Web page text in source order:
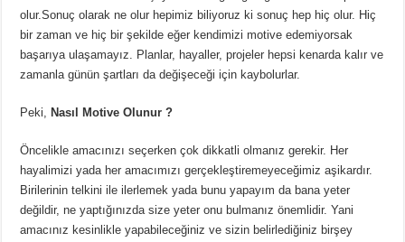
olur.Sonuç olarak ne olur hepimiz biliyoruz ki sonuç hep hiç olur. Hiç
bir zaman ve hiç bir şekilde eğer kendimizi motive edemiyorsak
başarıya ulaşamayız. Planlar, hayaller, projeler hepsi kenarda kalır ve
zamanla günün şartları da değişeceği için kaybolurlar.
Peki, Nasıl Motive Olunur ?
Öncelikle amacınızı seçerken çok dikkatli olmanız gerekir. Her
hayalimizi yada her amacımızı gerçekleştiremeyeceğimiz aşikardır.
Birilerinin telkini ile ilerlemek yada bunu yapayım da bana yeter
değildir, ne yaptığınızda size yeter onu bulmanız önemlidir. Yani
amacınız kesinlikle yapabileceğiniz ve sizin belirlediğiniz birşey